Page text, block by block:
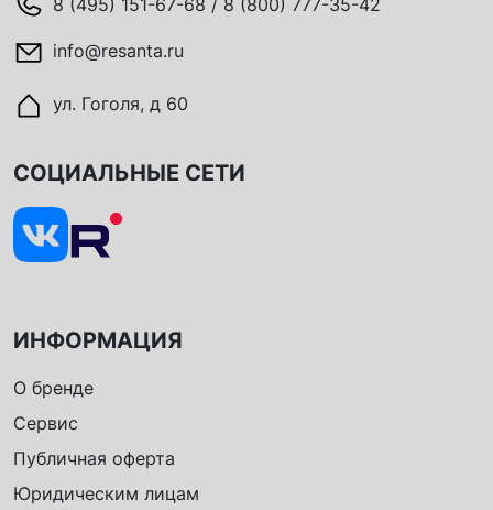
8 (495) 151-67-68 / 8 (800) 777-35-42
info@resanta.ru
ул. Гоголя, д 60
ИНФОРМАЦИЯ
О бренде
Сервис
Публичная оферта
Юридическим лицам
СОЦИАЛЬНЫЕ СЕТИ